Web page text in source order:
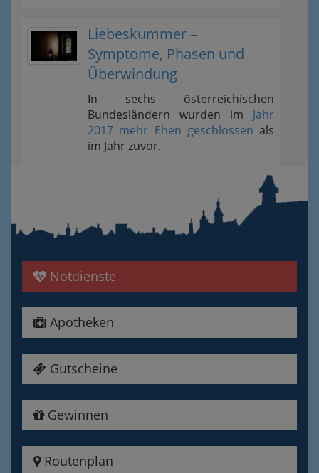
Liebeskummer –
Symptome, Phasen und
Überwindung
In sechs österreichischen
Bundesländern wurden im Jahr
2017 mehr Ehen geschlossen als
im Jahr zuvor.
Notdienste
Apotheken
Gutscheine
Gewinnen
Routenplan